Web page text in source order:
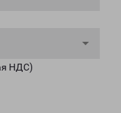
НДС)